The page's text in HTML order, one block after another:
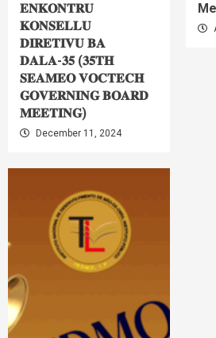
𝐄𝐍𝐊𝐎𝐍𝐓𝐑𝐔
𝐊𝐎𝐍𝐒𝐄𝐋𝐋𝐔
𝐃𝐈𝐑𝐄𝐓𝐈𝐕𝐔 𝐁𝐀
𝐃𝐀𝐋𝐀-𝟑𝟓 (𝟑𝟓𝐓𝐇
𝐒𝐄𝐀𝐌𝐄𝐎 𝐕𝐎𝐂𝐓𝐄𝐂𝐇
𝐆𝐎𝐕𝐄𝐑𝐍𝐈𝐍𝐆 𝐁𝐎𝐀𝐑𝐃
𝐌𝐄𝐄𝐓𝐈𝐍𝐆)
December 11, 2024